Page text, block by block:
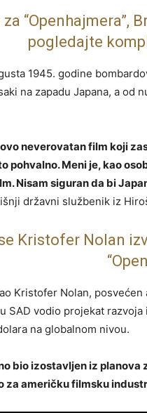
za “Openhajmera”,
pogledajte
1945. godine
na zapadu Japana, a
neverovatan film koji
pohvalno. Meni je, kao
Nisam siguran da bi
državni službenik iz
Kristofer Nolan
Kristofer Nolan,
SAD vodio projekat
na globalnom nivou.
bio izostavljen iz
za američku filmsku